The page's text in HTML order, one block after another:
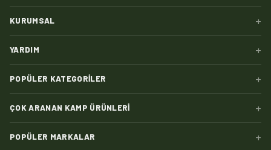
KURUMSAL +
YARDIM +
POPÜLER KATEGORILER +
ÇOK ARANAN KAMP ÜRÜNLERI +
POPÜLER MARKALAR +